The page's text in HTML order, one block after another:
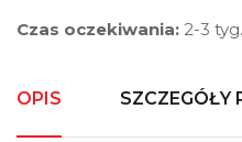
Czas oczekiwania: 2-3 tyg.
OPIS SZCZEGÓŁY